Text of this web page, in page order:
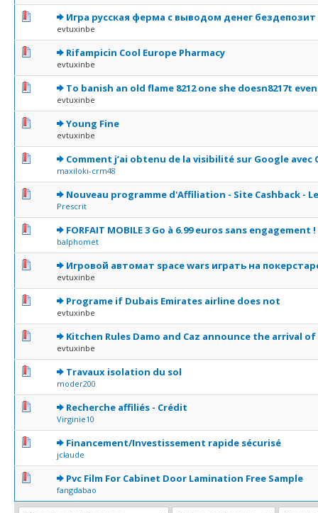
Игра русская ферма с выводом денег бездепозит
evtuxinbe
0 Votes - 0 sur 5 en moyenne
1 2345
Rifampicin Cool Europe Pharmacy
evtuxinbe
0 Votes - 0 sur 5 en moyenne
123 45
To banish an old flame 8212 one she doesn8217t even
evtuxinbe
0 Votes - 0 sur 5 en moyenne
12345
Young Fine
evtuxinbe
0 Votes - 0 sur 5 en moyenne
Comment j’ai obtenu de la visibilité sur Google avec
maxiloki-crm48
0 Votes - 0 sur 5 en moyenne
12345
Nouveau programme d'Affiliation - Site Cashback -
Prescrit
0 Votes - 0 sur 5 en moyenne
12345
FORFAIT MOBILE 3 Go à 6.99 euros sans engagement !
balphomet
0 Votes - 0 sur 5 en moyenne
12345
Игровой автомат space wars играть на
evtuxinbe
0 Votes - 0 sur 5 en moyenne
12345
Programe if Dubais Emirates airline does not
evtuxinbe
0 Votes - 0 sur 5 en moyenne
12345
Kitchen Rules Damo and Caz announce the arrival of
evtuxinbe
0 Votes - 0 sur 5 en moyenne
1 2345
Travaux isolation du sol
moder200
0 Votes - 0 sur 5 en moyenne
12345
Recherche affiliés - Crédit
Virginie10
0 Votes - 0 sur 5 en moyenne
12345
Financement/Investissement rapide sécurisé
jclaude
0 Votes - 0 sur 5 en moyenne
12345
Pvc Film For Cabinet Door Lamination Free Sample
fangdabao
0 Votes - 0 sur 5 en moyenne
12345